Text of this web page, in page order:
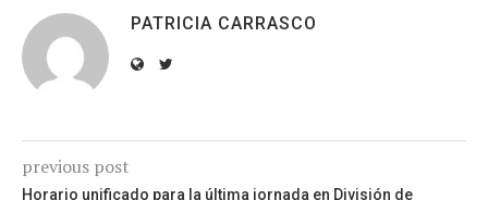
PATRICIA CARRASCO
previous post
Horario unificado para la última jornada en División de